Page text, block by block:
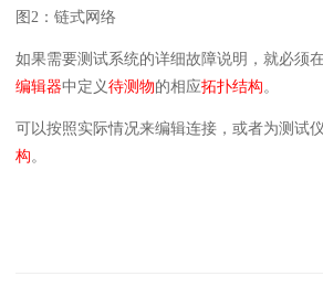
图2：链式网络
如果需要测试系统的详细故障说明，就必须
编辑器中定义待测物的相应拓扑结构。
可以按照实际情况来编辑连接，或者为测试
构。